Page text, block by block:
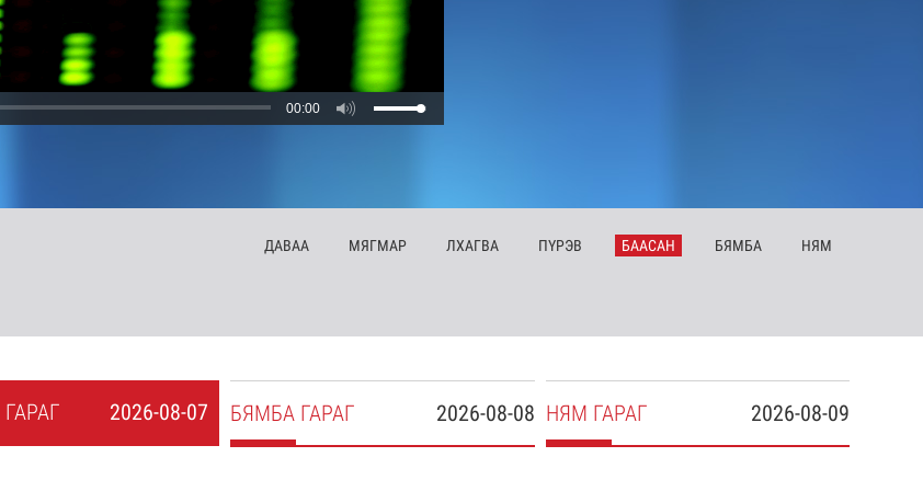
00:00
ДАВАА МЯГМАР ЛХАГВА ПҮРЭВ БААСАН БЯМБА НЯМ
2026-08-07
ГАРАГ 2026-08-08
БЯМБА ГАРАГ 2026-08-09
НЯМ ГАРАГ